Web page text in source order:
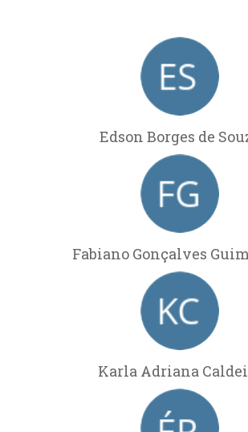
Edson Borges de
Fabiano Gonçalves
Karla Adriana